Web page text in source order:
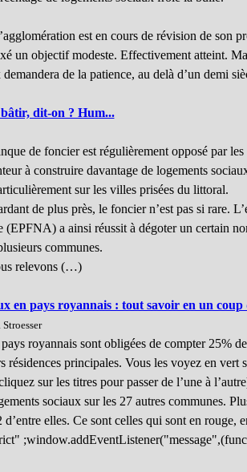
est en cours de révision de son
un objectif modeste. Effectivement atteint.
de la patience, au delà d’un demi
dit-on ? Hum...
de foncier est régulièrement opposé par les
à construire davantage de logements
sur les villes prisées du littoral.
de plus près, le foncier n’est pas si rare.
a ainsi réussit à dégoter un certain
communes.
relevons (…)
en pays royannais : tout savoir en un coup
royannais sont obligées de compter 25%
résidences principales. Vous les voyez en vert
sur les titres pour passer de l’une à
sociaux sur les 27 autres communes.
d’entre elles. Ce sont celles qui sont en rouge,